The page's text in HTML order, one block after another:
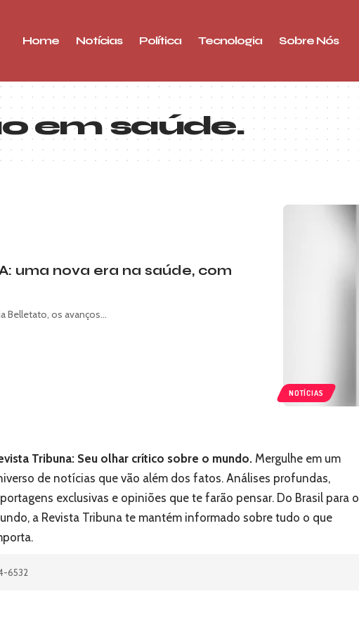
Home Notícias Política Tecnologia Sobre Nós
em saúde.
NOTÍCIAS
uma nova era na saúde, com
Belletato, os avanços…
Tribuna: Seu olhar crítico sobre o mundo. Mergulhe em um
de notícias que vão além dos fatos. Análises profundas,
exclusivas e opiniões que te farão pensar. Do Brasil para o
a Revista Tribuna te mantém informado sobre tudo o que
6532